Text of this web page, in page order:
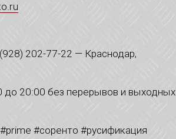
202-77-22 — Краснодар,
до 20:00 без перерывов и выходных
#соренто #русификация